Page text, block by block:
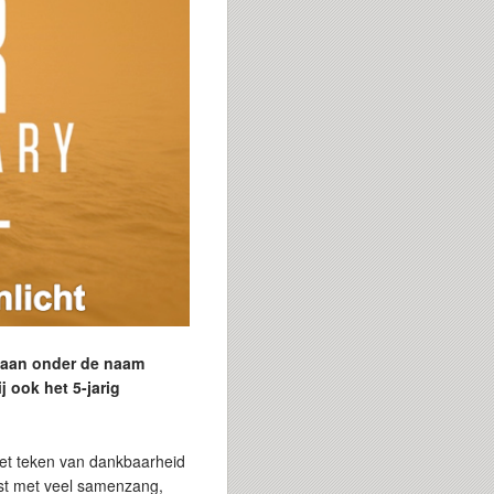
onder de naam
ook het 5-jarig
teken van dankbaarheid
met veel samenzang,